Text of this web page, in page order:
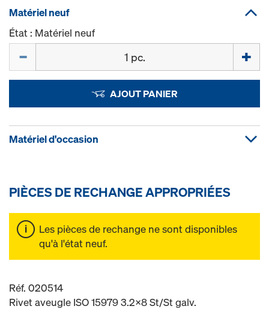
Matériel neuf
État : Matériel neuf
AJOUT PANIER
Matériel d'occasion
PIÈCES DE RECHANGE APPROPRIÉES
Les pièces de rechange ne sont disponibles
qu'à l'état neuf.
Réf. 020514
Rivet aveugle ISO 15979 3.2x8 St/St galv.